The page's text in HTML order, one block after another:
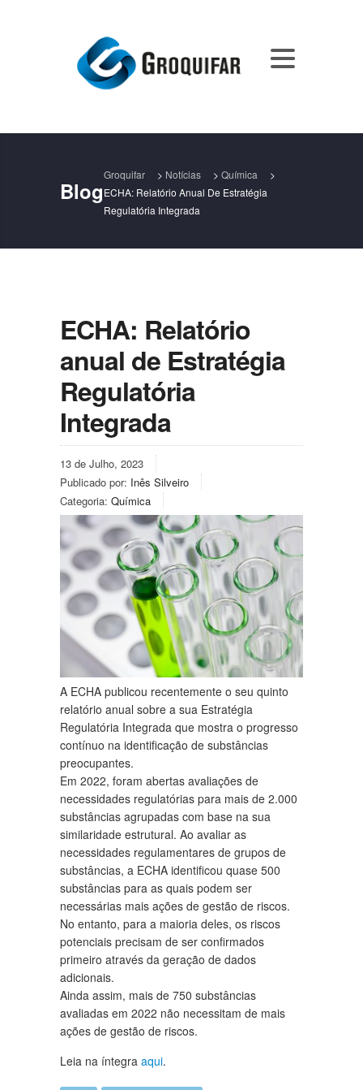
Blog
Groquifar > Notícias > Química
>
ECHA: Relatório Anual De Estratégia
Regulatória Integrada
ECHA: Relatório
anual de Estratégia
Regulatória
Integrada
13 de Julho, 2023
Publicado por: Inês Silveiro
Categoria: Química
A ECHA publicou recentemente o seu quinto
relatório anual sobre a sua Estratégia
Regulatória Integrada que mostra o progresso
contínuo na identificação de substâncias
preocupantes.
Em 2022, foram abertas avaliações de
necessidades regulatórias para mais de 2.000
substâncias agrupadas com base na sua
similaridade estrutural. Ao avaliar as
necessidades regulamentares de grupos de
substâncias, a ECHA identificou quase 500
substâncias para as quais podem ser
necessárias mais ações de gestão de riscos.
No entanto, para a maioria deles, os riscos
potenciais precisam de ser confirmados
primeiro através da geração de dados
adicionais.
Ainda assim, mais de 750 substâncias
avaliadas em 2022 não necessitam de mais
ações de gestão de riscos.
Leia na íntegra aqui.